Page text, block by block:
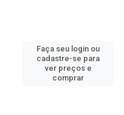
Faça seu login ou
cadastre-se para
ver preços e
comprar